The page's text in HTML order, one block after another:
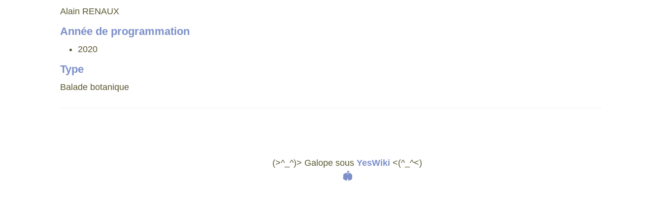
Alain RENAUX
Année de programmation
2020
Type
Balade botanique
(>^_^)> Galope sous YesWiki <(^_^<)
🏟